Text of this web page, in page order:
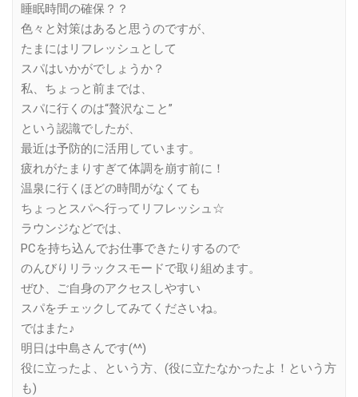
睡眠時間の確保？？
色々と対策はあると思うのですが、
たまにはリフレッシュとして
スパはいかがでしょうか？
私、ちょっと前までは、
スパに行くのは“贅沢なこと”
という認識でしたが、
最近は予防的に活用しています。
疲れがたまりすぎて体調を崩す前に！
温泉に行くほどの時間がなくても
ちょっとスパへ行ってリフレッシュ☆
ラウンジなどでは、
PCを持ち込んでお仕事できたりするので
のんびりリラックスモードで取り組めます。
ぜひ、ご自身のアクセスしやすい
スパをチェックしてみてくださいね。
ではまた♪
明日は中島さんです(^^)
役に立ったよ、という方、(役に立たなかったよ！という方
も)